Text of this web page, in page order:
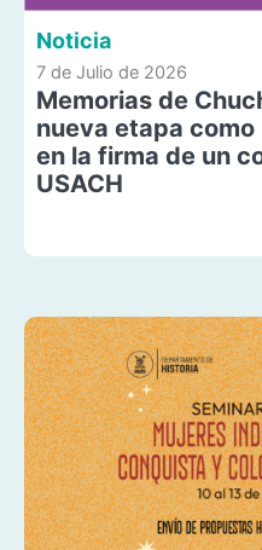
Noticia
7 de Julio de 2026
Memorias de
nueva etapa
en la firma de un
USACH